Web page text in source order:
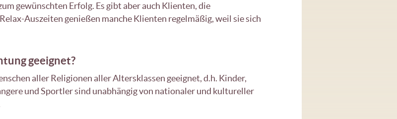
gewünschten Erfolg. Es gibt aber auch Klienten, die
Auszeiten genießen manche Klienten regelmäßig, weil sie sich
geeignet?
aller Religionen aller Altersklassen geeignet, d.h. Kinder,
und Sportler sind unabhängig von nationaler und kultureller